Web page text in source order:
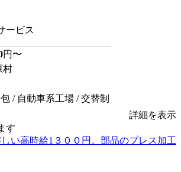
ービス
円〜
村
/ 自動車系工場 / 交替制
詳細を表示
す